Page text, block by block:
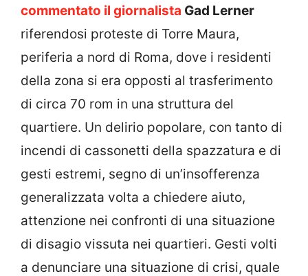
commentato il giornalista Gad Lerner
riferendosi proteste di Torre Maura,
periferia a nord di Roma, dove i residenti
della zona si era opposti al trasferimento
di circa 70 rom in una struttura del
quartiere. Un delirio popolare, con tanto di
incendi di cassonetti della spazzatura e di
gesti estremi, segno di un’insofferenza
generalizzata volta a chiedere aiuto,
attenzione nei confronti di una situazione
di disagio vissuta nei quartieri. Gesti volti
a denunciare una situazione di crisi, quale